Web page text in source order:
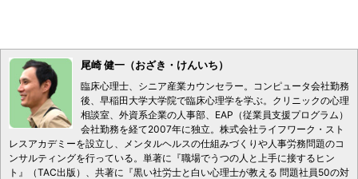
尾崎 健一（おざき・けんいち）
臨床心理士、シニア産業カウンセラー。コンピュータ会社勤務
後、早稲田大学大学院で臨床心理学を学ぶ。クリニックの心理
相談室、外資系企業の人事部、EAP（従業員支援プログラム）
会社勤務を経て2007年に独立。株式会社ライフワーク・スト
レスアカデミーを設立し、メンタルヘルスの仕組みづくりや人事労務問題のコ
ンサルティングを行っている。単著に『職場でうつの人と上手に接するヒン
ト』（TAC出版）、共著に『黒い社労士と白い心理士が教える 問題社員50の対